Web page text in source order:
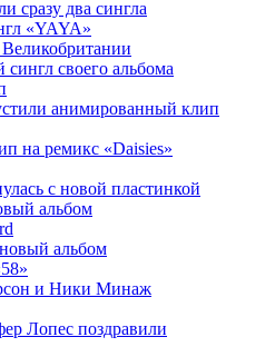
сразу два сингла
«YAYA»
своего альбома
анимированный клип
на ремикс «Daisies»
с новой пластинкой
альбом
альбом
и Ники Минаж
Лопес поздравили